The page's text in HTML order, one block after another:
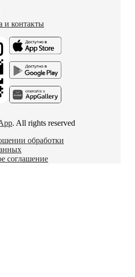
и контакты
. All rights reserved
обработки
соглашение